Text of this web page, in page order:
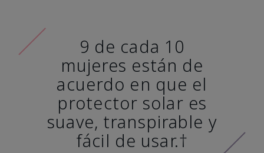
9 de cada 10
mujeres están de
acuerdo en que el
protector solar es
suave, transpirable y
fácil de usar.†